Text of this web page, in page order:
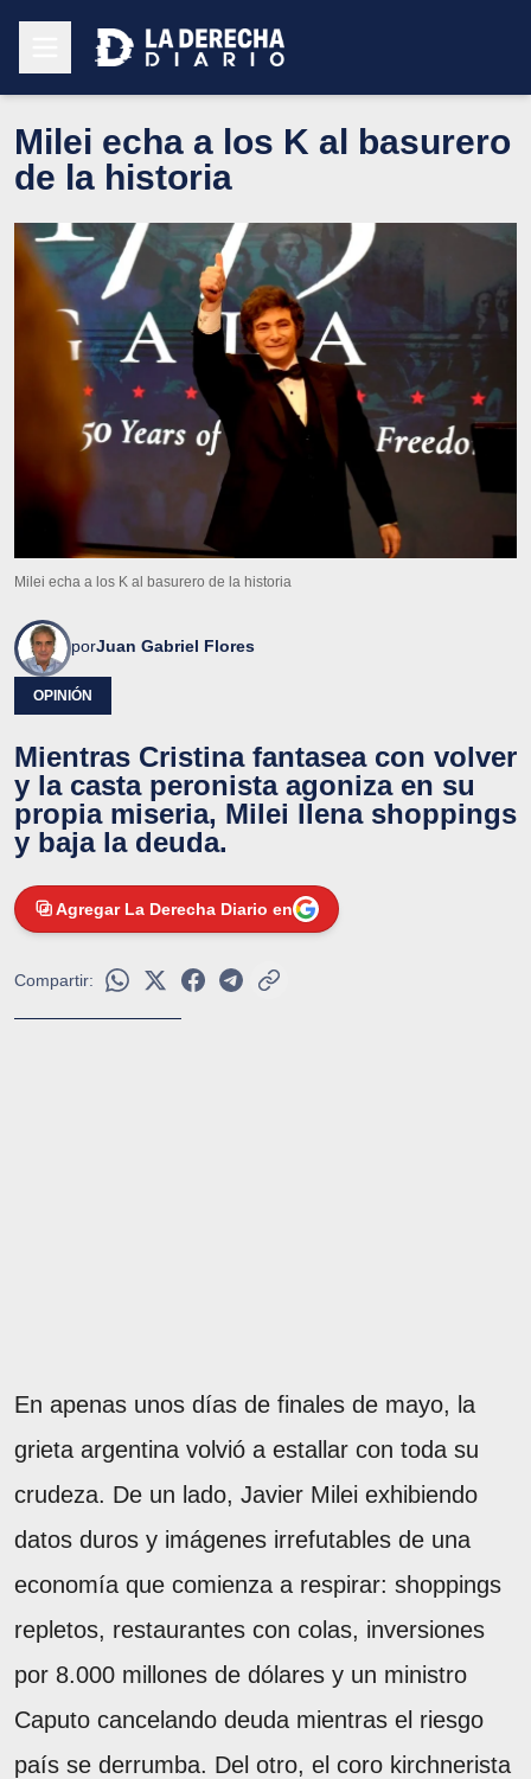
Milei echa a los K al basurero
de la historia
Milei echa a los K al basurero de la historia
porJuan Gabriel Flores
OPINIÓN
Mientras Cristina fantasea con volver
y la casta peronista agoniza en su
propia miseria, Milei llena shoppings
y baja la deuda.
Agregar La Derecha Diario en
Compartir:
En apenas unos días de finales de mayo, la
grieta argentina volvió a estallar con toda su
crudeza. De un lado, Javier Milei exhibiendo
datos duros y imágenes irrefutables de una
economía que comienza a respirar: shoppings
repletos, restaurantes con colas, inversiones
por 8.000 millones de dólares y un ministro
Caputo cancelando deuda mientras el riesgo
país se derrumba. Del otro, el coro kirchnerista